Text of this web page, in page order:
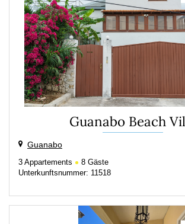
Guanabo Beach
Guanabo
3 Appartements 8 Gäste
Unterkunftsnummer: 11518